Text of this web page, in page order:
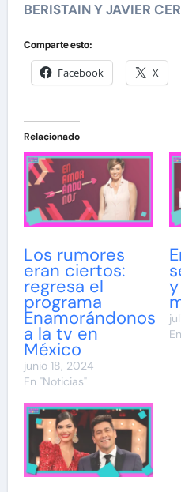
BERISTAIN Y JAVIER
Comparte esto:
Facebook X
Relacionado
Los rumores
eran ciertos:
regresa el
programa
Enamorándonos
a la tv en
México
junio 18, 2024
En "Noticias"